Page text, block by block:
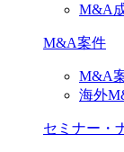
M&A
M&A案件
M&A
海外
セミナー・